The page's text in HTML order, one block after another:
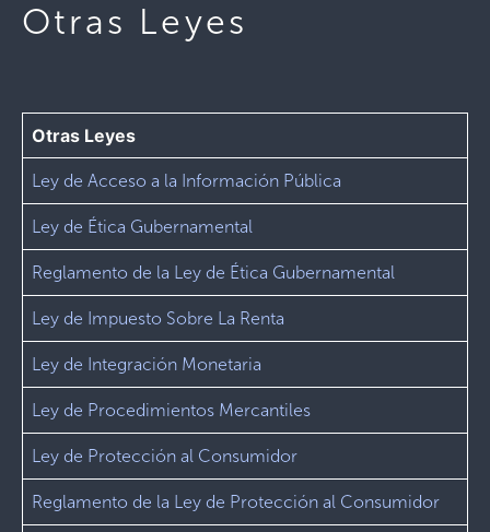
Otras Leyes
Otras Leyes
Ley de Acceso a la Información Pública
Ley de Ética Gubernamental
Reglamento de la Ley de Ética Gubernamental
Ley de Impuesto Sobre La Renta
Ley de Integración Monetaria
Ley de Procedimientos Mercantiles
Ley de Protección al Consumidor
Reglamento de la Ley de Protección al Consumidor